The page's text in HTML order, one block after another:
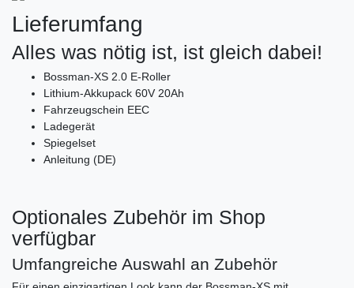
Lieferumfang
Alles was nötig ist, ist gleich dabei!
Bossman-XS 2.0 E-Roller
Lithium-Akkupack 60V 20Ah
Fahrzeugschein EEC
Ladegerät
Spiegelset
Anleitung (DE)
Optionales Zubehör im Shop
verfügbar
Umfangreiche Auswahl an Zubehör